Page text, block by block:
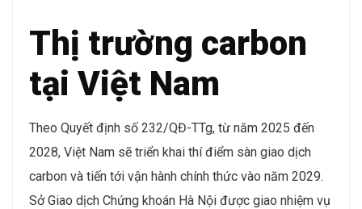
Thị trường carbon
tại Việt Nam
Theo Quyết định số 232/QĐ-TTg, từ năm 2025 đến
2028, Việt Nam sẽ triển khai thí điểm sàn giao dịch
carbon và tiến tới vận hành chính thức vào năm 2029.
Sở Giao dịch Chứng khoán Hà Nội được giao nhiệm vụ